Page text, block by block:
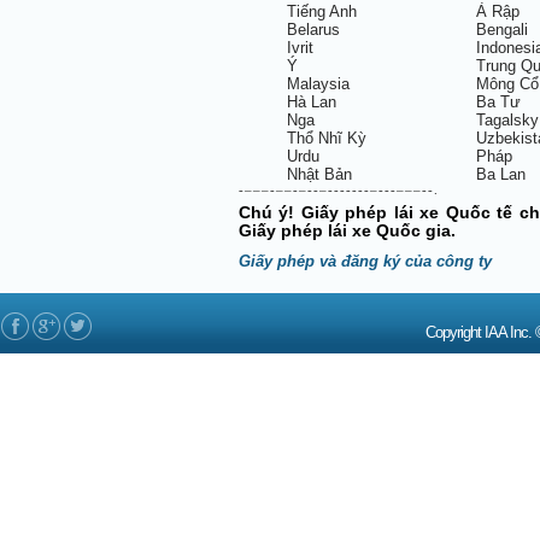
Tiếng Anh
Ả Rập
Belarus
Bengali
Ivrit
Ý
Trung
Malaysia
Mông Cổ
Hà Lan
Ba Tư
Nga
Tagalsky
Thổ Nhĩ Kỳ
Urdu
Pháp
Nhật Bản
Ba Lan
- – – – - – – - – - - – - - - - - - - – - - - – – – - - .
Chú ý! Giấy phép lái xe Quốc tế
Giấy phép lái xe Quốc gia.
Giấy phép và đăng ký của công ty
Copyright IAA